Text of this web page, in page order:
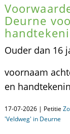
Deurne
Ouder dan 16
voornaam
en
17-07-2026 | Petitie
'Veldweg' in Deurne